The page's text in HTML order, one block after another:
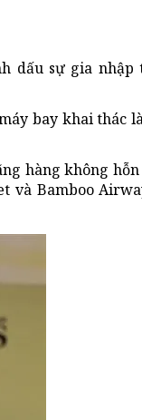
dấu sự gia
bay khai thác
hàng không
Bamboo